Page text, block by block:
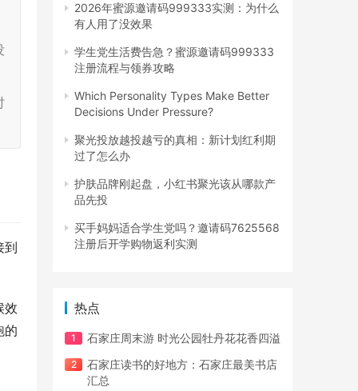
到
效
的
2026年蜜源邀请码999333实测：为什么
有人用了没效果
学生党生活费告急？蜜源邀请码999333
注册流程与领券攻略
Which Personality Types Make Better
Decisions Under Pressure?
聚光投放越投越亏的真相：新计划红利期
过了怎么办
护肤品牌刚起盘，小红书聚光该从哪款产
品先投
买手妈妈适合学生党吗？邀请码7625568
注册后开学购物返利实测
热点
石家庄周末游 时光公园牡丹花花香四溢
石家庄读书的好地方：石家庄最美书店
汇总